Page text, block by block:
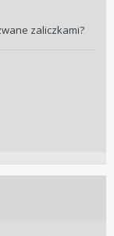
zaliczkami?